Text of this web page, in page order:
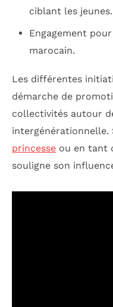
ciblant les jeunes.
Engagement
marocain.
Les différentes
démarche de
collectivités autour
intergénérationnelle.
princesse ou en tant
souligne son